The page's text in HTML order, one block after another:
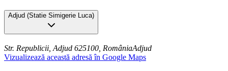
Adjud (Statie Simigerie Luca)
Str. Republicii, Adjud 625100, RomâniaAdjud
Vizualizează această adresă în Google Maps